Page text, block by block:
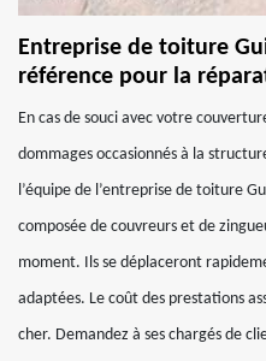
Entreprise de toiture
référence pour la
En cas de souci avec votre
dommages occasionnés à la
l’équipe de l’entreprise de toiture
composée de couvreurs et de
moment. Ils se déplaceront
adaptées. Le coût des prestations
cher. Demandez à ses chargés de